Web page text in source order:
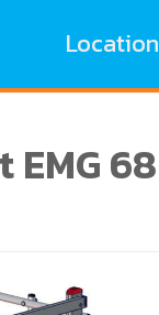
Location
68